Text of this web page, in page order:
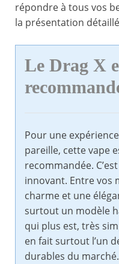
répondre à tous vos
la présentation
Le Drag X
Pour une
pareille, cette vape
recommandée.
innovant. Entre vos
charme et une
surtout un modèle
qui plus est, très
en fait surtout l’un
durables du